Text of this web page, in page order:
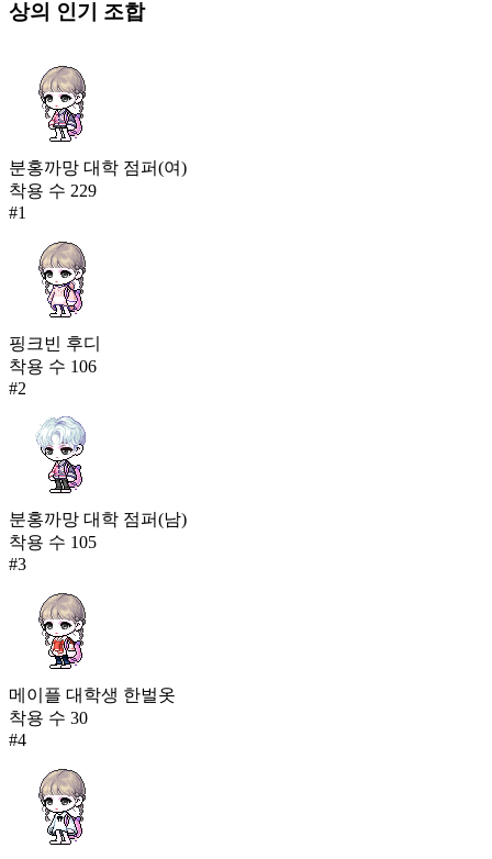
상의 인기 조합
분홍까망 대학 점퍼(여)
착용 수 229
#1
핑크빈 후디
착용 수 106
#2
분홍까망 대학 점퍼(남)
착용 수 105
#3
메이플 대학생 한벌옷
착용 수 30
#4